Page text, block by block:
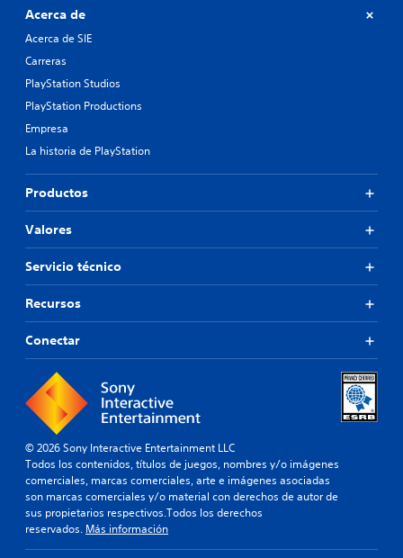
Acerca de
Acerca de SIE
Carreras
PlayStation Studios
PlayStation Productions
Empresa
La historia de PlayStation
Productos
Valores
Servicio técnico
Recursos
Conectar
© 2026 Sony Interactive Entertainment LLC
Todos los contenidos, títulos de juegos, nombres y/o imágenes
comerciales, marcas comerciales, arte e imágenes asociadas
son marcas comerciales y/o material con derechos de autor de
sus propietarios respectivos.Todos los derechos
reservados. Más información